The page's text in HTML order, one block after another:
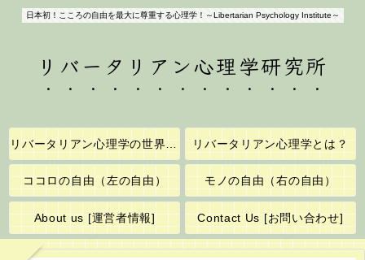
日本初！こころの自由を最大に尊重する心理学！～Libertarian Psychology Institute～
リバータリアン心理学研究所
リバータリアン心理学の世界へようこそ！ リバータリアン心理学とは？
ココロの自由（左の自由） モノの自由（右の自由）
About us [運営者情報] Contact Us [お問い合わせ]